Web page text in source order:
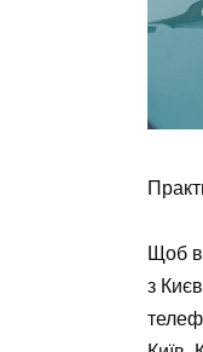
Щоб
з